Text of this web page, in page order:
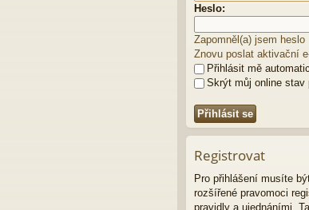
Heslo:
Zapomněl(a) jsem heslo
Znovu poslat aktivační
Přihlásit mě
Skrýt můj online stav
Registrovat
Pro přihlášení musíte
rozšířené pravomoci
pravidly a ujednáními.